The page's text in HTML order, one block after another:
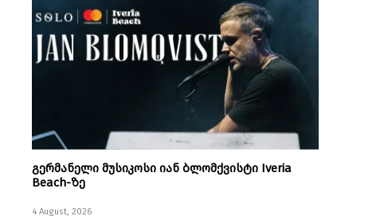
გერმანელი მუსიკოსი იან ბლომქვისტი Iveria
Beach-ზე
4 August, 2026